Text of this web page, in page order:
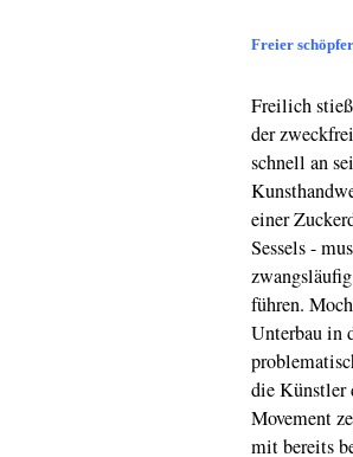
Freier
Freilich
der
schnell an
einer
Sessels -
führen.
Unterbau in
die Künstler
Movement
mit bereits